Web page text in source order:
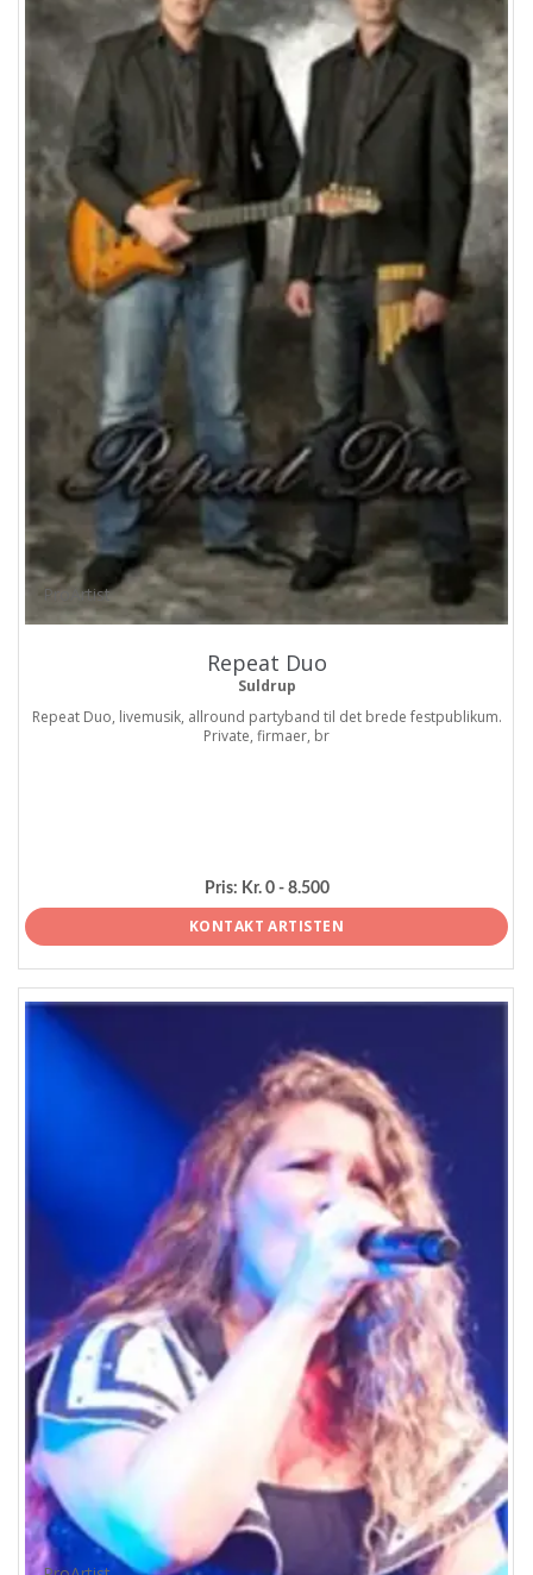
ProArtist
Repeat Duo
Suldrup
Repeat Duo, livemusik, allround partyband til det brede festpublikum.
Private, firmaer, br
Pris: Kr. 0 - 8.500
KONTAKT ARTISTEN